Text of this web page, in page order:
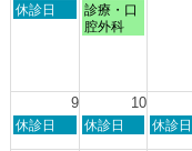
月
27th
日
2nd
休診日
月
曜
3rd
診療・口
腔外科
9 10
日
休診日
月
休診日
火
休診日